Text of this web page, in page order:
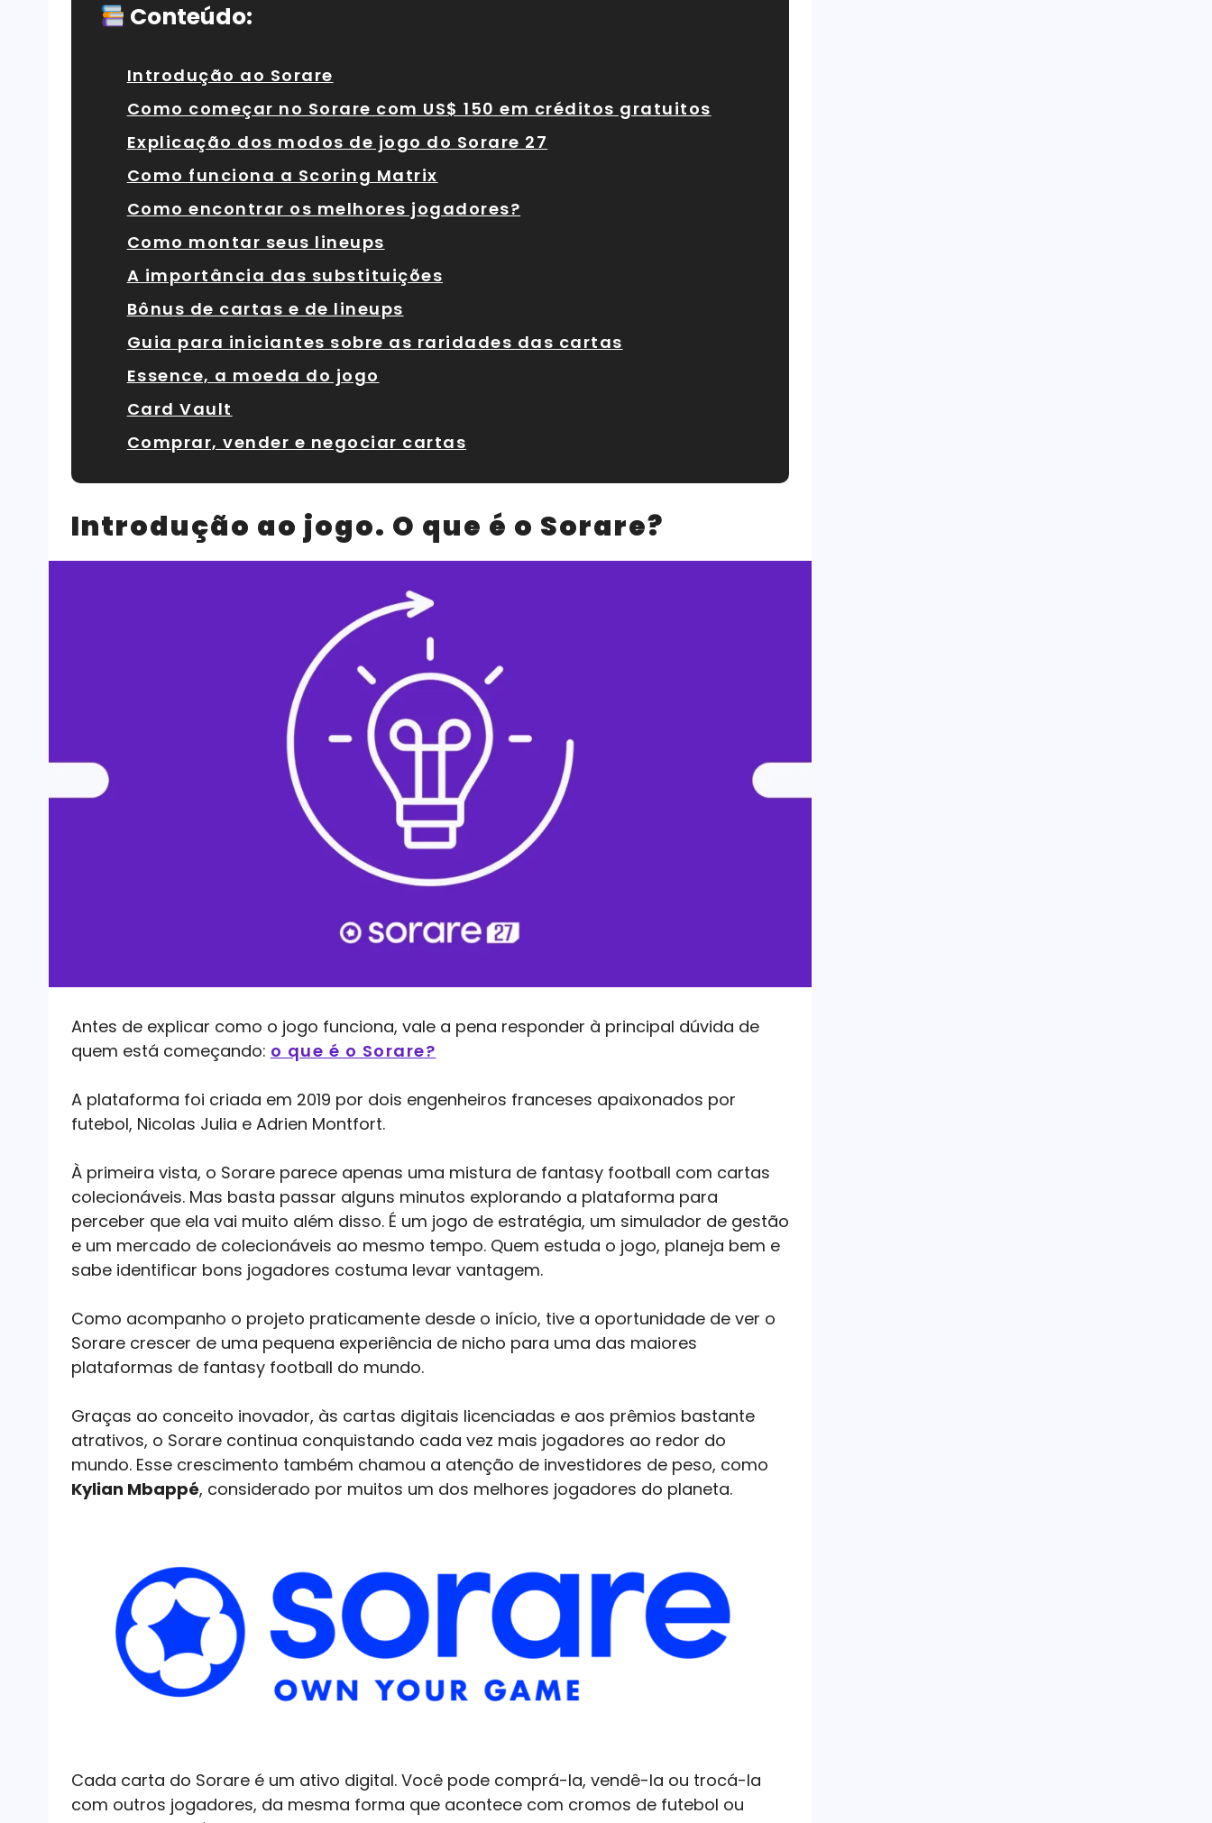
Conteúdo:
Introdução ao Sorare
Como começar no Sorare com US$ 150 em créditos gratuitos
Explicação dos modos de jogo do Sorare 27
Como funciona a Scoring Matrix
Como encontrar os melhores jogadores?
Como montar seus lineups
A importância das substituições
Bônus de cartas e de lineups
Guia para iniciantes sobre as raridades das cartas
Essence, a moeda do jogo
Card Vault
Comprar, vender e negociar cartas
Introdução ao jogo. O que é o Sorare?
Antes de explicar como o jogo funciona, vale a pena responder à principal dúvida de
quem está começando: o que é o Sorare?
A plataforma foi criada em 2019 por dois engenheiros franceses apaixonados por
futebol, Nicolas Julia e Adrien Montfort.
À primeira vista, o Sorare parece apenas uma mistura de fantasy football com cartas
colecionáveis. Mas basta passar alguns minutos explorando a plataforma para
perceber que ela vai muito além disso. É um jogo de estratégia, um simulador de gestão
e um mercado de colecionáveis ao mesmo tempo. Quem estuda o jogo, planeja bem e
sabe identificar bons jogadores costuma levar vantagem.
Como acompanho o projeto praticamente desde o início, tive a oportunidade de ver o
Sorare crescer de uma pequena experiência de nicho para uma das maiores
plataformas de fantasy football do mundo.
Graças ao conceito inovador, às cartas digitais licenciadas e aos prêmios bastante
atrativos, o Sorare continua conquistando cada vez mais jogadores ao redor do
mundo. Esse crescimento também chamou a atenção de investidores de peso, como
Kylian Mbappé, considerado por muitos um dos melhores jogadores do planeta.
Cada carta do Sorare é um ativo digital. Você pode comprá-la, vendê-la ou trocá-la
com outros jogadores, da mesma forma que acontece com cromos de futebol ou